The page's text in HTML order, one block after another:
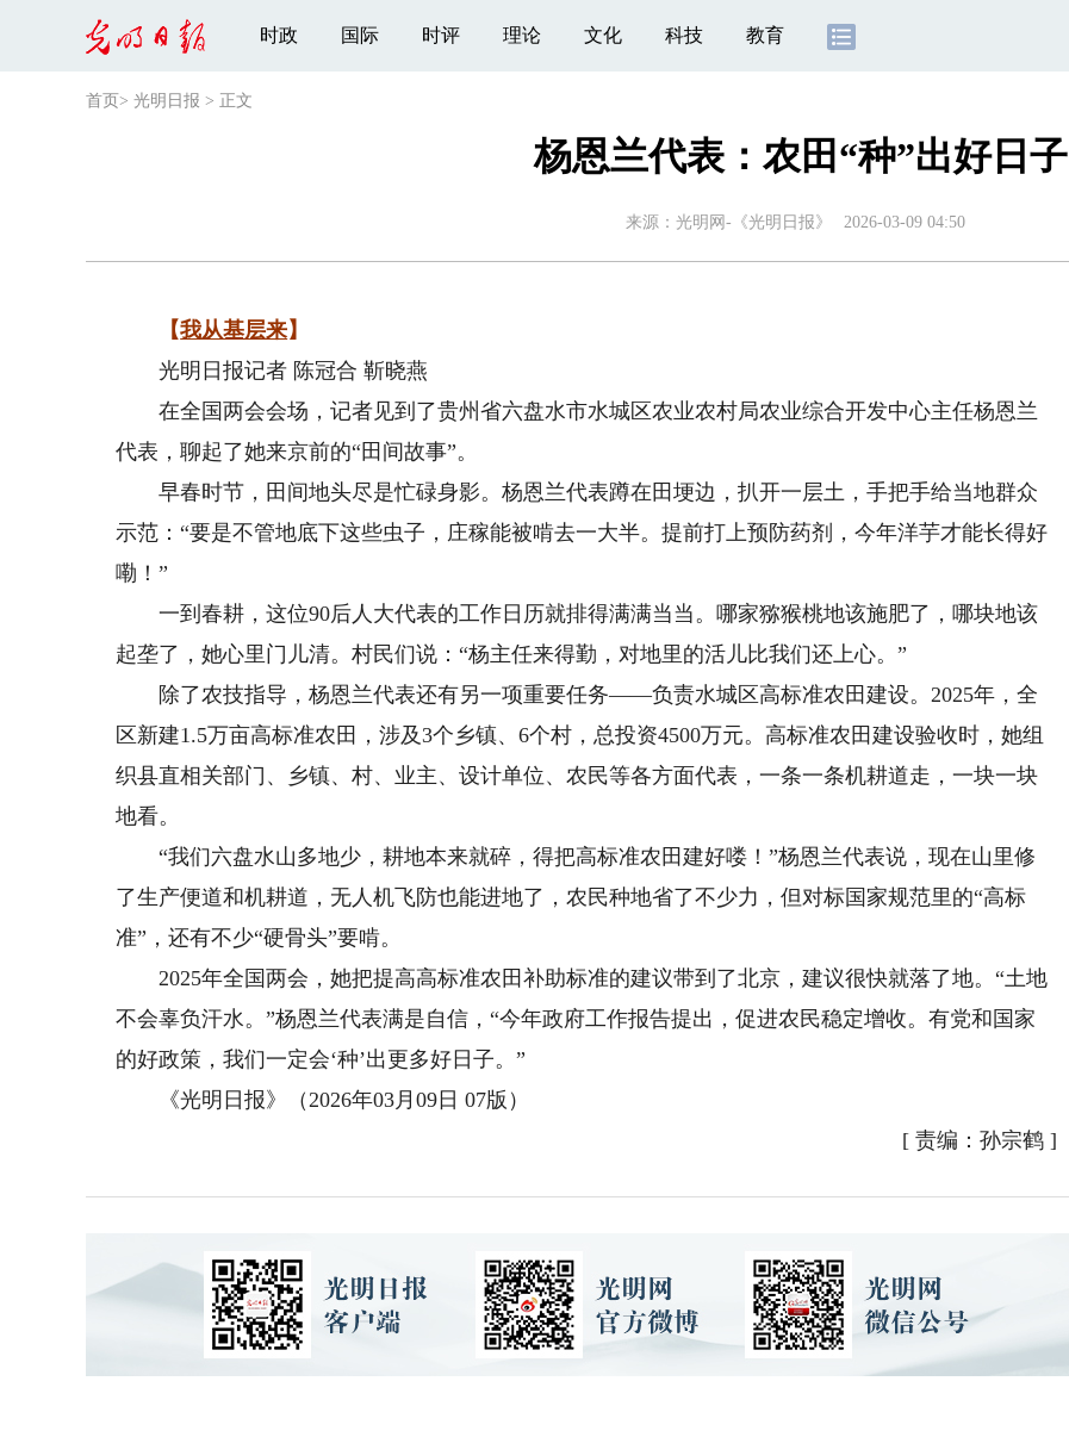
时政 国际 时评 理论 文化 科技 教育
首页 > 光明日报 > 正文
杨恩兰代表：农田“种”出好日子
来源： 光明网-《光明日报》 2026-03-09 04:50
【我从基层来】
光明日报记者 陈冠合 靳晓燕
在全国两会会场，记者见到了贵州省六盘水市水城区农业农村局农业综合开发中心主任杨恩兰
代表，聊起了她来京前的“田间故事”。
早春时节，田间地头尽是忙碌身影。杨恩兰代表蹲在田埂边，扒开一层土，手把手给当地群众
示范：“要是不管地底下这些虫子，庄稼能被啃去一大半。提前打上预防药剂，今年洋芋才能长得好
嘞！”
一到春耕，这位90后人大代表的工作日历就排得满满当当。哪家猕猴桃地该施肥了，哪块地该
起垄了，她心里门儿清。村民们说：“杨主任来得勤，对地里的活儿比我们还上心。”
除了农技指导，杨恩兰代表还有另一项重要任务——负责水城区高标准农田建设。2025年，全
区新建1.5万亩高标准农田，涉及3个乡镇、6个村，总投资4500万元。高标准农田建设验收时，她组
织县直相关部门、乡镇、村、业主、设计单位、农民等各方面代表，一条一条机耕道走，一块一块
地看。
“我们六盘水山多地少，耕地本来就碎，得把高标准农田建好喽！”杨恩兰代表说，现在山里修
了生产便道和机耕道，无人机飞防也能进地了，农民种地省了不少力，但对标国家规范里的“高标
准”，还有不少“硬骨头”要啃。
2025年全国两会，她把提高高标准农田补助标准的建议带到了北京，建议很快就落了地。“土地
不会辜负汗水。”杨恩兰代表满是自信，“今年政府工作报告提出，促进农民稳定增收。有党和国家
的好政策，我们一定会‘种’出更多好日子。”
《光明日报》（2026年03月09日 07版）
[ 责编：孙宗鹤]